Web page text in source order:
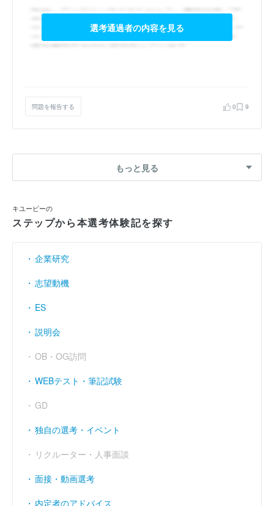
選考通過者の内容を見る
問題を報告する 0 9
もっと見る
キユーピーの
ステップから本選考体験記を探す
企業研究
志望動機
ES
説明会
OB・OG訪問
WEBテスト・筆記試験
GD
独自の選考・イベント
リクルーター・人事面談
面接・動画選考
内定者のアドバイス